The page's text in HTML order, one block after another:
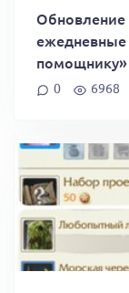
Обновление
помощнику»
0 6968